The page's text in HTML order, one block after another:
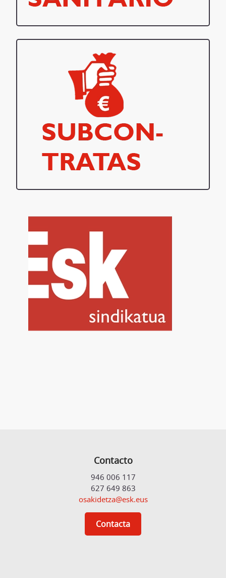
Contacto
946 006 117
627 649 863
osakidetza@esk.eus
Contacta